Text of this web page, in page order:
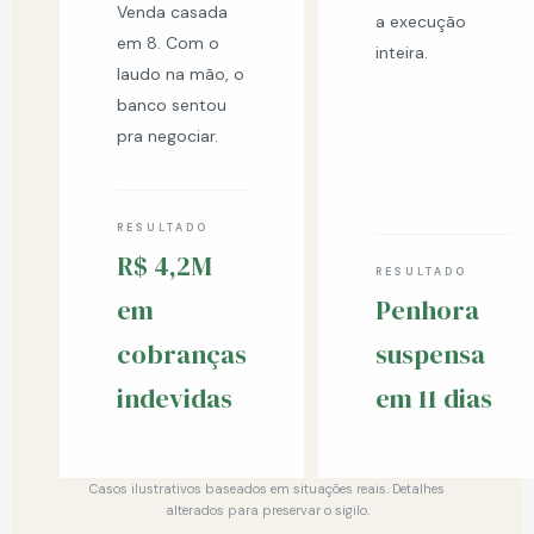
Venda casada
em 8. Com o
laudo na mão, o
banco sentou
pra negociar.
RESULTADO
R$ 4,2M
em
cobranças
indevidas
a execução
inteira.
RESULTADO
Penhora
suspensa
em 11 dias
Casos ilustrativos baseados em situações reais. Detalhes
alterados para preservar o sigilo.